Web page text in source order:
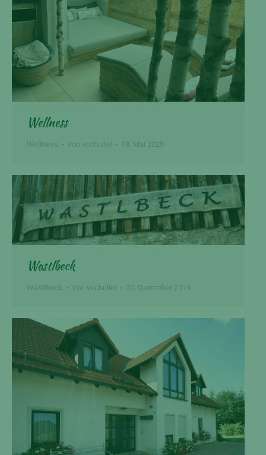
Wellness
Wellness Von vschuller 18. Mai 2020
Wastlbeck
Wastlbeck Von vschuller 30. Dezember 2019